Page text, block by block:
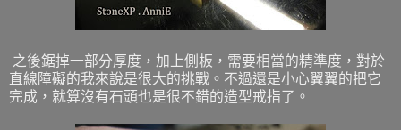
之後鋸掉一部分厚度，加上側板，需要相當的精準度，對於
直線障礙的我來說是很大的挑戰。不過還是小心翼翼的把它
完成，就算沒有石頭也是很不錯的造型戒指了。